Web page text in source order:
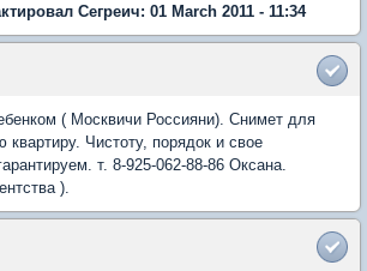
Сегреич: 01 March 2011 - 11:34
( Москвичи Россияни). Снимет для
квартиру. Чистоту, порядок и свое
т. 8-925-062-88-86 Оксана.
).